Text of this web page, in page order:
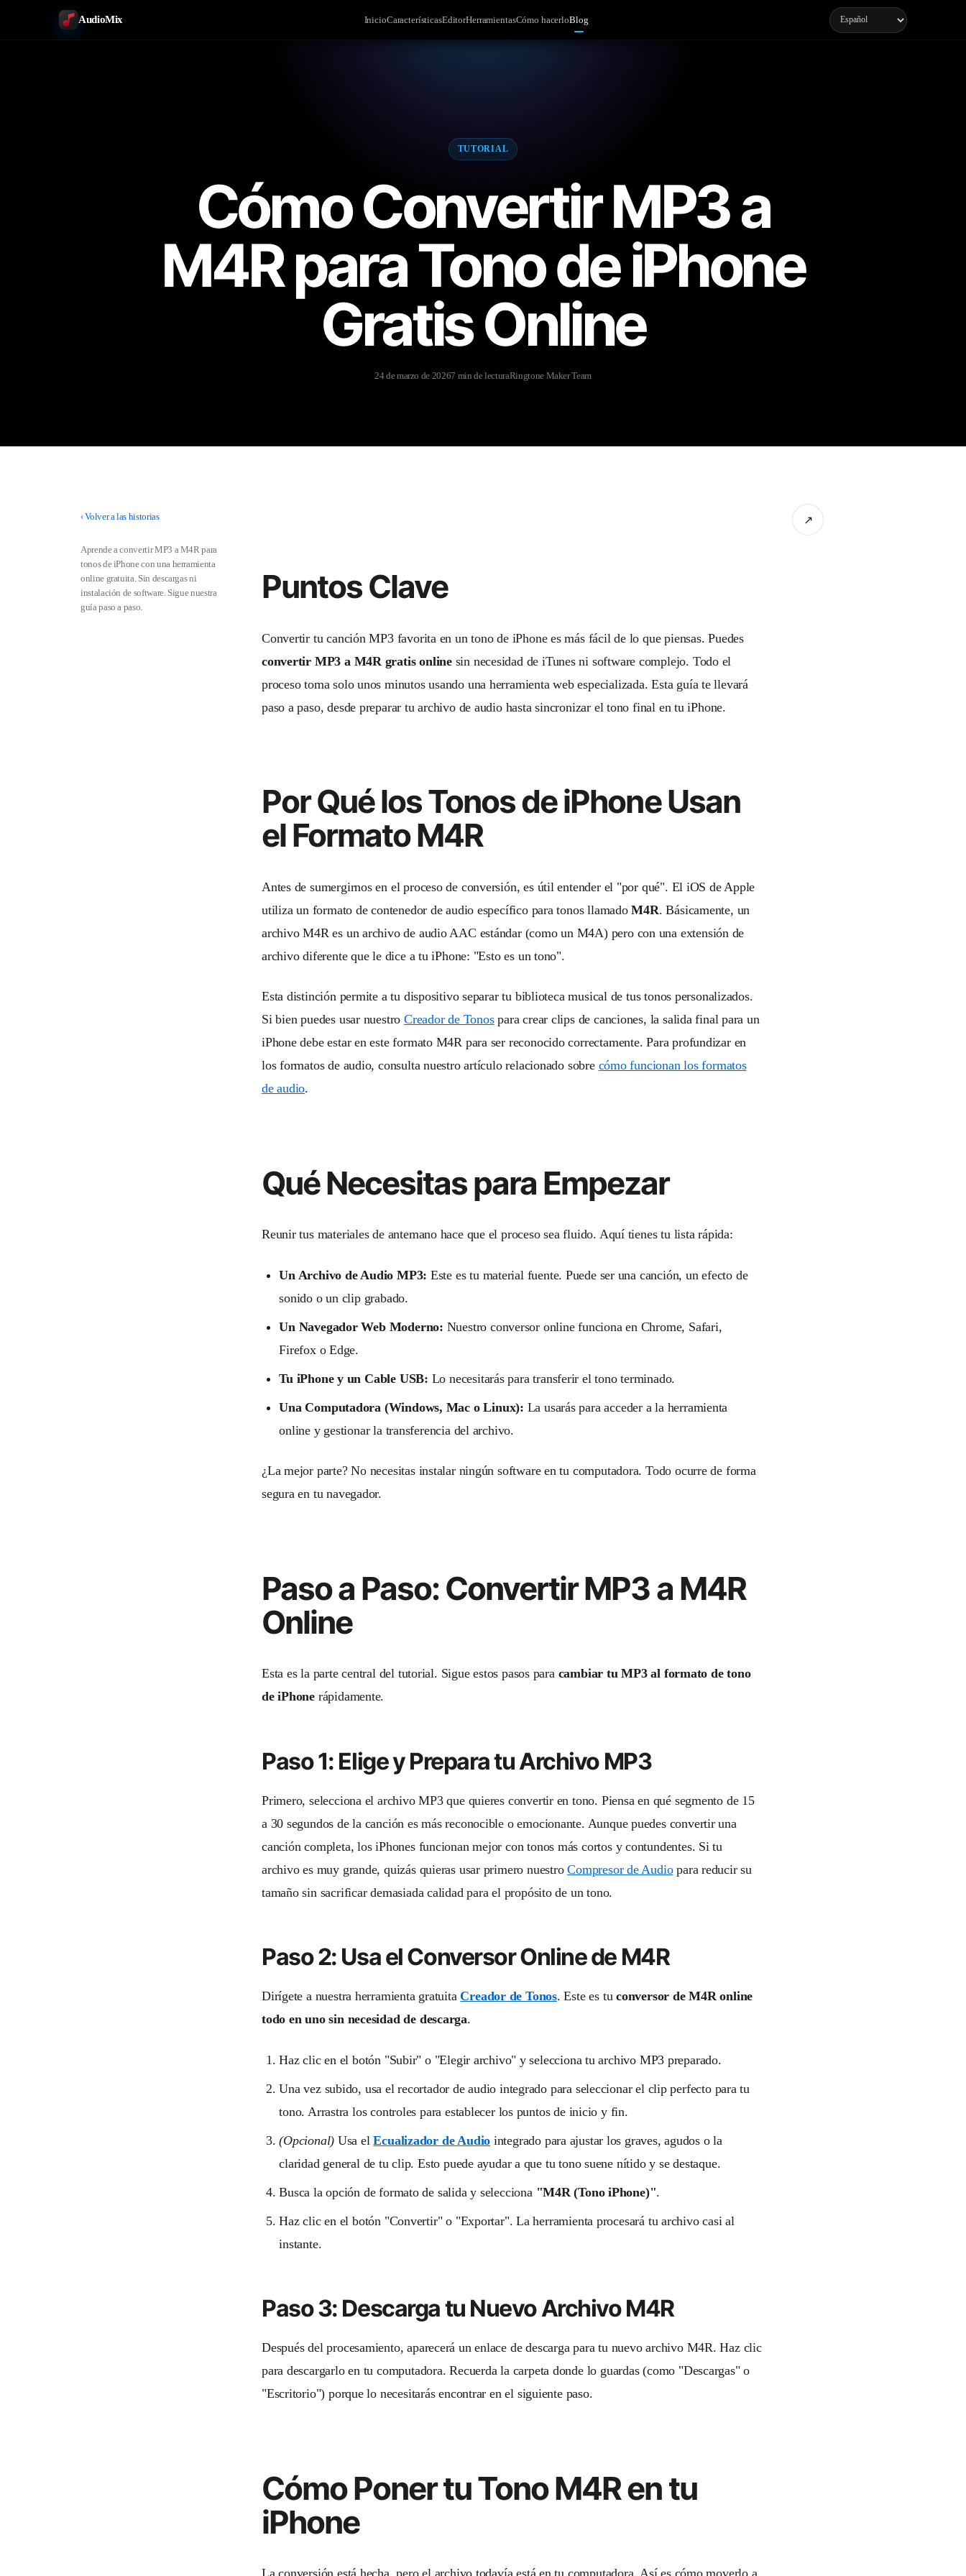
AudioMix InicioCaracterísticasEditorHerramientasCómo hacerloBlog
TUTORIAL
Cómo Convertir MP3 a
M4R para Tono de iPhone
Gratis Online
24 de marzo de 20267 min de lecturaRingtone Maker Team
‹Volver a las historias
Aprende a convertir MP3 a M4R para
tonos de iPhone con una herramienta
online gratuita. Sin descargas ni
instalación de software. Sigue nuestra
guía paso a paso.
Puntos Clave
Convertir tu canción MP3 favorita en un tono de iPhone es más fácil de lo que piensas. Puedes
convertir MP3 a M4R gratis onlinesin necesidad de iTunes ni software complejo. Todo el
proceso toma solo unos minutos usando una herramienta web especializada. Esta guía te llevará
paso a paso, desde preparar tu archivo de audio hasta sincronizar el tono final en tu iPhone.
Por Qué los Tonos de iPhone Usan
el Formato M4R
Antes de sumergirnos en el proceso de conversión, es útil entender el "por qué". El iOS de Apple
utiliza un formato de contenedor de audio específico para tonos llamadoM4R. Básicamente, un
archivo M4R es un archivo de audio AAC estándar (como un M4A) pero con una extensión de
archivo diferente que le dice a tu iPhone: "Esto es un tono".
Esta distinción permite a tu dispositivo separar tu biblioteca musical de tus tonos personalizados.
Si bien puedes usar nuestro Creador de Tonospara crear clips de canciones, la salida final para un
iPhone debe estar en este formato M4R para ser reconocido correctamente. Para profundizar en
los formatos de audio, consulta nuestro artículo relacionado sobre cómo funcionan los formatos
de audio.
Qué Necesitas para Empezar
Reunir tus materiales de antemano hace que el proceso sea fluido. Aquí tienes tu lista rápida:
Un Archivo de Audio MP3: Este es tu material fuente. Puede ser una canción, un efecto de
sonido o un clip grabado.
Un Navegador Web Moderno: Nuestro conversor online funciona en Chrome, Safari,
Firefox o Edge.
Tu iPhone y un Cable USB: Lo necesitarás para transferir el tono terminado.
Una Computadora (Windows, Mac o Linux): La usarás para acceder a la herramienta
online y gestionar la transferencia del archivo.
¿La mejor parte? No necesitas instalar ningún software en tu computadora. Todo ocurre de forma
segura en tu navegador.
Paso a Paso: Convertir MP3 a M4R
Online
Esta es la parte central del tutorial. Sigue estos pasos para cambiar tu MP3 al formato de tono
de iPhone rápidamente.
Paso 1: Elige y Prepara tu Archivo MP3
Primero, selecciona el archivo MP3 que quieres convertir en tono. Piensa en qué segmento de 15
a 30 segundos de la canción es más reconocible o emocionante. Aunque puedes convertir una
canción completa, los iPhones funcionan mejor con tonos más cortos y contundentes. Si tu
archivo es muy grande, quizás quieras usar primero nuestroCompresor de Audiopara reducir su
tamaño sin sacrificar demasiada calidad para el propósito de un tono.
Paso 2: Usa el Conversor Online de M4R
Dirígete a nuestra herramienta gratuitaCreador de Tonos. Este es tuconversor de M4R online
todo en uno sin necesidad de descarga.
Haz clic en el botón "Subir" o "Elegir archivo" y selecciona tu archivo MP3 preparado.
Una vez subido, usa el recortador de audio integrado para seleccionar el clip perfecto para tu
tono. Arrastra los controles para establecer los puntos de inicio y fin.
(Opcional) Usa elEcualizador de Audio integrado para ajustar los graves, agudos o la
claridad general de tu clip. Esto puede ayudar a que tu tono suene nítido y se destaque.
Busca la opción de formato de salida y selecciona "M4R (Tono iPhone)".
Haz clic en el botón "Convertir" o "Exportar". La herramienta procesará tu archivo casi al
instante.
Paso 3: Descarga tu Nuevo Archivo M4R
Después del procesamiento, aparecerá un enlace de descarga para tu nuevo archivo M4R. Haz clic
para descargarlo en tu computadora. Recuerda la carpeta donde lo guardas (como "Descargas" o
"Escritorio") porque lo necesitarás encontrar en el siguiente paso.
Cómo Poner tu Tono M4R en tu
iPhone
↗